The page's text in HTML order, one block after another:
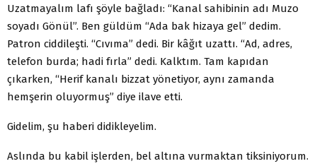
Uzatmayalım lafı şöyle bağladı: “Kanal sahibinin adı Muzo
soyadı Gönül”. Ben güldüm “Ada bak hizaya gel” dedim.
Patron ciddileşti. “Cıvıma” dedi. Bir kâğıt uzattı. “Ad, adres,
telefon burda; hadi fırla” dedi. Kalktım. Tam kapıdan
çıkarken, “Herif kanalı bizzat yönetiyor, aynı zamanda
hemşerin oluyormuş” diye ilave etti.
Gidelim, şu haberi didikleyelim.
Aslında bu kabil işlerden, bel altına vurmaktan tiksiniyorum.